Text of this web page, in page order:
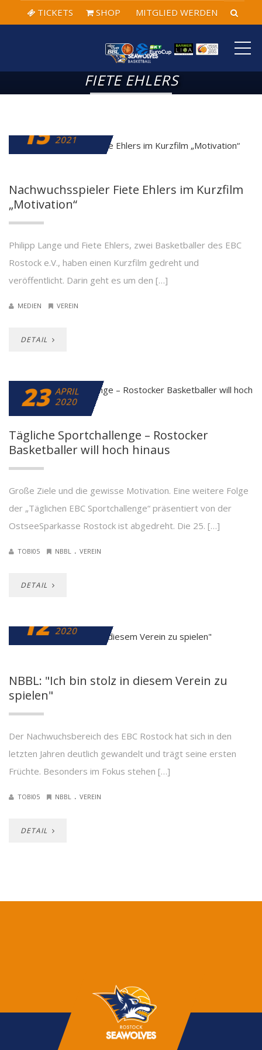
TICKETS SHOP MITGLIED WERDEN
FIETE EHLERS
15 2021
Nachwuchsspieler Fiete Ehlers im Kurzfilm
„Motivation“
Philipp Lange und Fiete Ehlers, zwei Basketballer des EBC
Rostock e.V., haben einen Kurzfilm gedreht und
veröffentlicht. Darin geht es um den […]
MEDIEN VEREIN
DETAIL
23 APRIL
2020
Tägliche Sportchallenge – Rostocker
Basketballer will hoch hinaus
Große Ziele und die gewisse Motivation. Eine weitere Folge
der „Täglichen EBC Sportchallenge“ präsentiert von der
OstseeSparkasse Rostock ist abgedreht. Die 25. […]
TOBI05 NBBL . VEREIN
DETAIL
12 2020
NBBL: "Ich bin stolz in diesem Verein zu
spielen"
Der Nachwuchsbereich des EBC Rostock hat sich in den
letzten Jahren deutlich gewandelt und trägt seine ersten
Früchte. Besonders im Fokus stehen […]
TOBI05 NBBL . VEREIN
DETAIL